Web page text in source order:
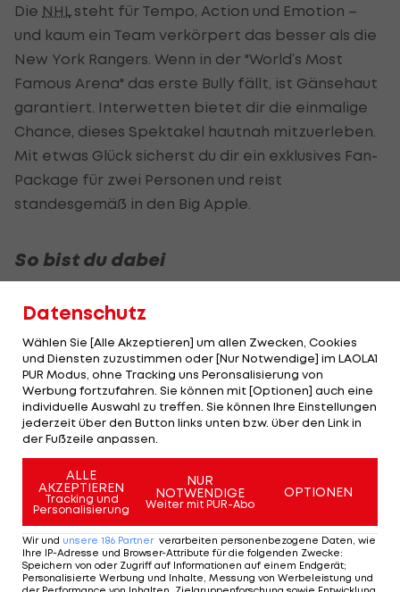
Die NHL steht für Tempo, Action und Emotion –
und kaum ein Team verkörpert das besser als die
New York Rangers. Wenn in der "World’s Most
Famous Arena" das erste Bully fällt, ist Gänsehaut
garantiert. Interwetten bietet dir die einmalige
Chance, dieses Spektakel hautnah mitzuerleben.
Mit etwas Glück sicherst du dir ein exklusives Fan-
Package für zwei Personen und reist
standesgemäß in den Big Apple.
So bist du dabei
Registrieren
Interwetten.
Teilnahme-Button klicken
Sobald du eingeloggt bist, kannst du auf den
Teilnahme-Button klicken.
10€ einzahlen
Zahle mindestens 10 € auf dein Interwetten
Konto ein.
Was dich erwartet
Datenschutz
Wählen Sie [Alle Akzeptieren] um allen Zwecken, Cookies
und Diensten zuzustimmen oder [Nur Notwendige] im LAOLA1
PUR Modus, ohne Tracking uns Peronsalisierung von
Werbung fortzufahren. Sie können mit [Optionen] auch eine
individuelle Auswahl zu treffen. Sie können Ihre Einstellungen
jederzeit über den Button links unten bzw. über den Link in
der Fußzeile anpassen.
ALLE
AKZEPTIEREN
Tracking und
Personalisierung
NUR
NOTWENDIGE
Weiter mit PUR-Abo
OPTIONEN
Wir und unsere 186 Partner verarbeiten personenbezogene Daten, wie
Ihre IP-Adresse und Browser-Attribute für die folgenden Zwecke:
Speichern von oder Zugriff auf Informationen auf einem Endgerät;
Personalisierte Werbung und Inhalte, Messung von Werbeleistung und